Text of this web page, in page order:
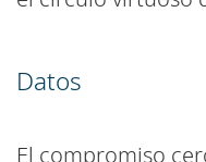
Datos
El compromiso